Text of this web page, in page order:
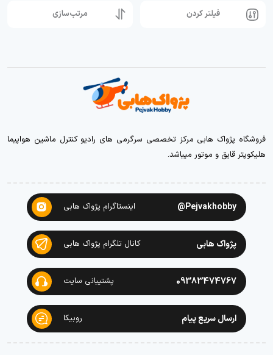
فیلتر کردن مرتب‌سازی
فروشگاه پژواک هابی مرکز تخصصی سرگرمی های رادیو کنترل ماشین هواپیما
هلیکوپتر قایق و موتور میباشد.
Pejvakhobby@ اینستاگرام پژواک هابی
پژواک هابی کانال تلگرام پژواک هابی
09383474767 پشتیبانی سایت
ارسال سریع پیام روبیکا